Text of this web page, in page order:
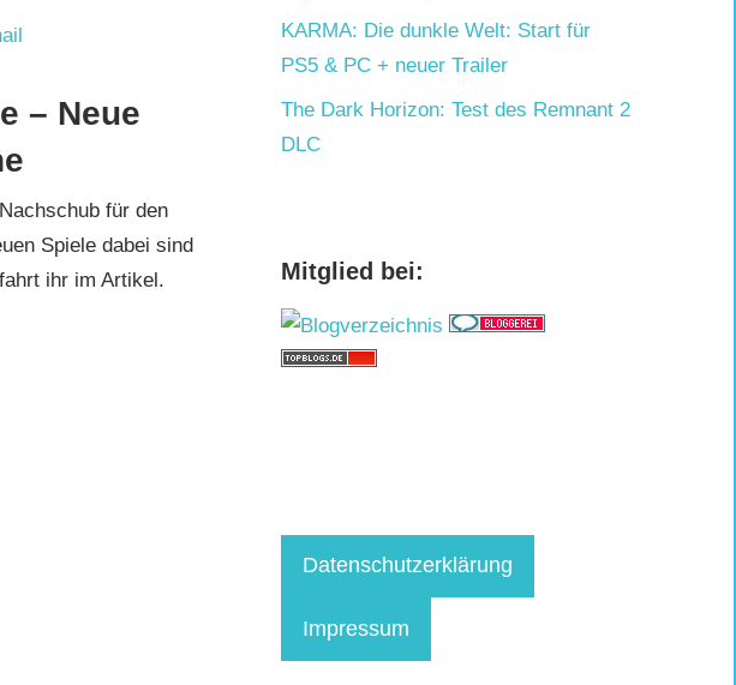
– Neue
für den
Spiele dabei sind
ihr im Artikel.
KARMA: Die dunkle Welt: Start für
PS5 & PC + neuer Trailer
The Dark Horizon: Test des Remnant 2
DLC
Mitglied bei:
Datenschutzerklärung
Impressum